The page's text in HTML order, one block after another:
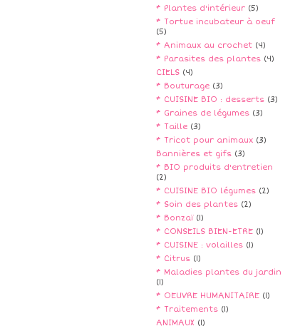
* Plantes d'intérieur (5)
* Tortue incubateur à oeuf
(5)
* Animaux au crochet (4)
* Parasites des plantes (4)
CIELS (4)
* Bouturage (3)
* CUISINE BIO : desserts (3)
* Graines de légumes (3)
* Taille (3)
* Tricot pour animaux (3)
Bannières et gifs (3)
* BIO produits d'entretien
(2)
* CUISINE BIO légumes (2)
* Soin des plantes (2)
* Bonzaï (1)
* CONSEILS BIEN-ETRE (1)
* CUISINE : volailles (1)
* Citrus (1)
* Maladies plantes du jardin
(1)
* OEUVRE HUMANITAIRE (1)
* Traitements (1)
ANIMAUX (1)